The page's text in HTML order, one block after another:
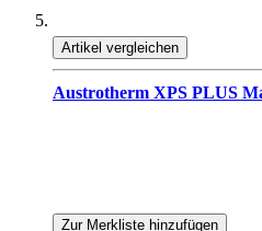
Artikel vergleichen
Austrotherm XPS PLUS
Zur Merkliste hinzufügen